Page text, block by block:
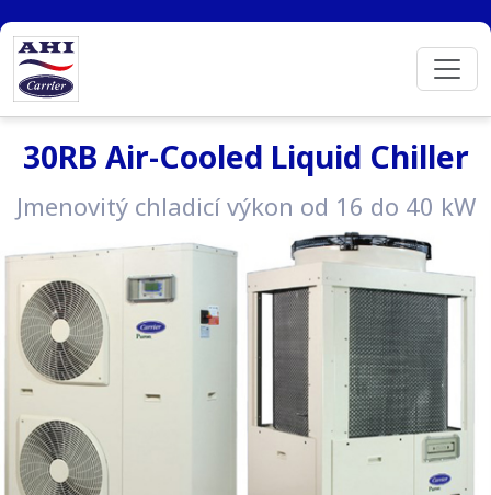
30RB Air-Cooled Liquid Chiller
Jmenovitý chladicí výkon od 16 do 40 kW